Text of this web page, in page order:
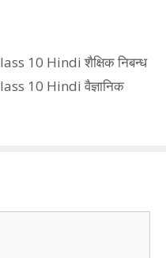
10 Hindi शैक्षिक निबन्ध
10 Hindi वैज्ञानिक